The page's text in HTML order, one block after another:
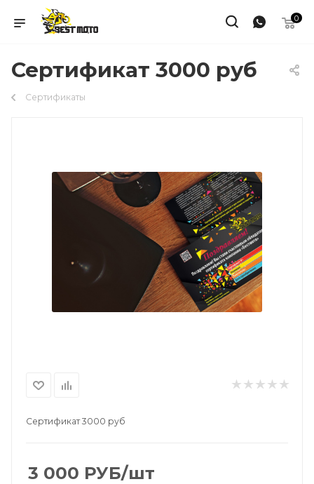
0
Сертификат 3000 руб
Сертификаты
Сертификат 3000 руб
3 000 РУБ/шт